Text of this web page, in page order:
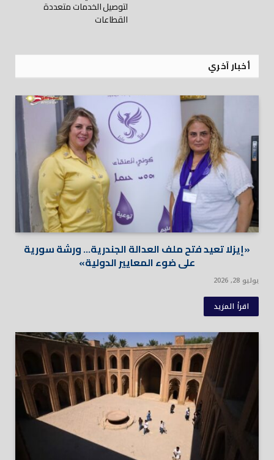
لتوصيل الخدمات متعددة
القطاعات
أخبار آخري
«إيزلا تعيد فتح ملف العدالة الجندرية… ورشة سورية
على ضوء المعايير الدولية»
يوليو 28, 2026
اقرأ المزيد